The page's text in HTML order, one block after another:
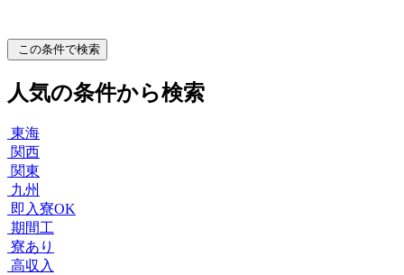
この条件で検索
人気の条件から検索
東海
関西
関東
九州
即入寮OK
期間工
寮あり
高収入